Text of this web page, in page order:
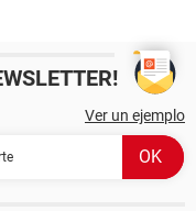
Ver un ejemplo